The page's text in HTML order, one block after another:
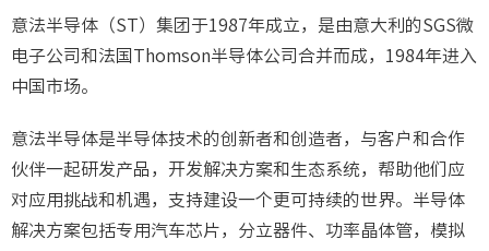
意法半导体（ST）集团于1987年成立，是由意大利的SGS微
电子公司和法国Thomson半导体公司合并而成，1984年进入
中国市场。
意法半导体是半导体技术的创新者和创造者，与客户和合作
伙伴一起研发产品，开发解决方案和生态系统，帮助他们应
对应用挑战和机遇，支持建设一个更可持续的世界。半导体
解决方案包括专用汽车芯片，分立器件、功率晶体管，模拟